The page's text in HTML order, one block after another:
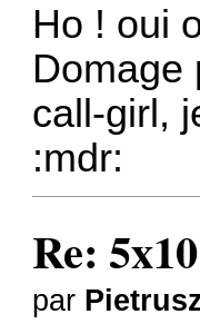
Ho ! oui
Domage
call-girl,
:mdr:
Re:
par